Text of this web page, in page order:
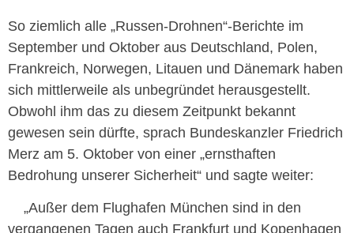
So ziemlich alle „Russen-Drohnen“-Berichte im
September und Oktober aus Deutschland, Polen,
Frankreich, Norwegen, Litauen und Dänemark haben
sich mittlerweile als unbegründet herausgestellt.
Obwohl ihm das zu diesem Zeitpunkt bekannt
gewesen sein dürfte, sprach Bundeskanzler Friedrich
Merz am 5. Oktober von einer „ernsthaften
Bedrohung unserer Sicherheit“ und sagte weiter:
„Außer dem Flughafen München sind in den
vergangenen Tagen auch Frankfurt und Kopenhagen